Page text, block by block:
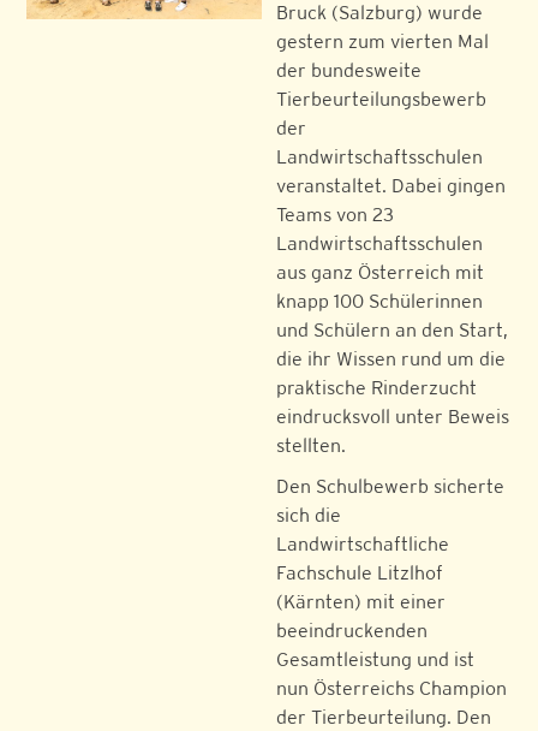
Bruck (Salzburg) wurde
gestern zum vierten Mal
der bundesweite
Tierbeurteilungsbewerb
der
Landwirtschaftsschulen
veranstaltet. Dabei gingen
Teams von 23
Landwirtschaftsschulen
aus ganz Österreich mit
knapp 100 Schülerinnen
und Schülern an den Start,
die ihr Wissen rund um die
praktische Rinderzucht
eindrucksvoll unter Beweis
stellten.
Den Schulbewerb sicherte
sich die
Landwirtschaftliche
Fachschule Litzlhof
(Kärnten) mit einer
beeindruckenden
Gesamtleistung und ist
nun Österreichs Champion
der Tierbeurteilung. Den